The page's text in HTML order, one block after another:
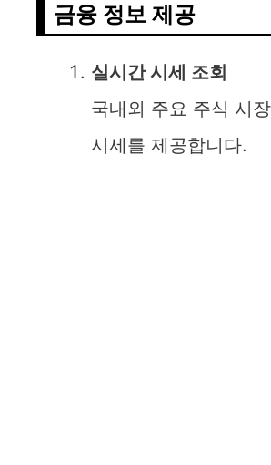
금융 정보 제공
실시간 시세 조회
국내외 주요 주식 시
시세를 제공합니다.